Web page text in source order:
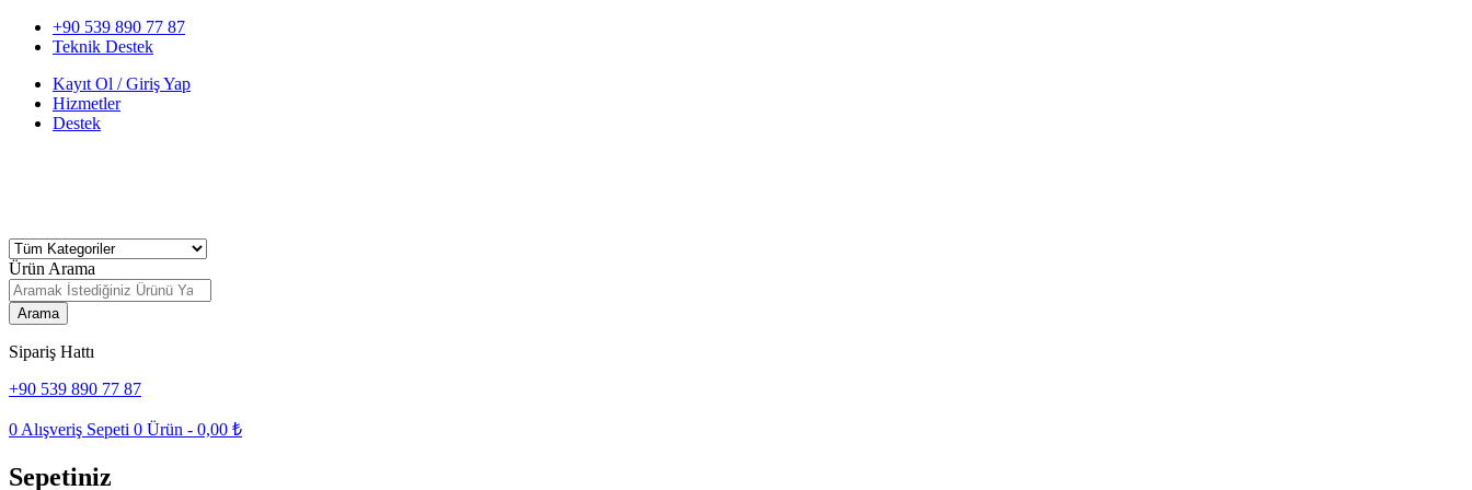
+90 539 890 77 87
Teknik Destek
Kayıt Ol / Giriş Yap
Hizmetler
Destek
Ürün Arama
Arama
Sipariş Hattı
+90 539 890 77 87
0 Alışveriş Sepeti 0 Ürün - 0,00 ₺
Sepetiniz